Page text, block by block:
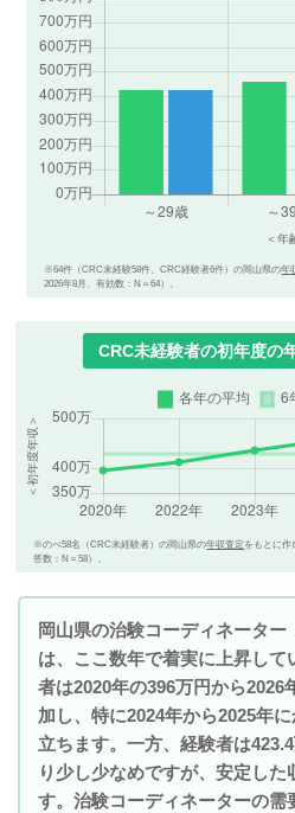
※64件（CRC未経験58件、CRC経験者6件）の岡山県の年
2026年8月、有効数：N＝64）。
CRC未経験者の初年度の
※のべ58名（CRC未経験者）の岡山県の年収査定 をもとに作
答数：N＝58）。
岡山県の治験コーディネーター
は、ここ数年で着実に上昇して
者は2020年の396万円から2026
加し、特に2024年から2025年
立ちます。一方、経験者は
り少し少なめですが、安定した
す。治験コーディネーターの需